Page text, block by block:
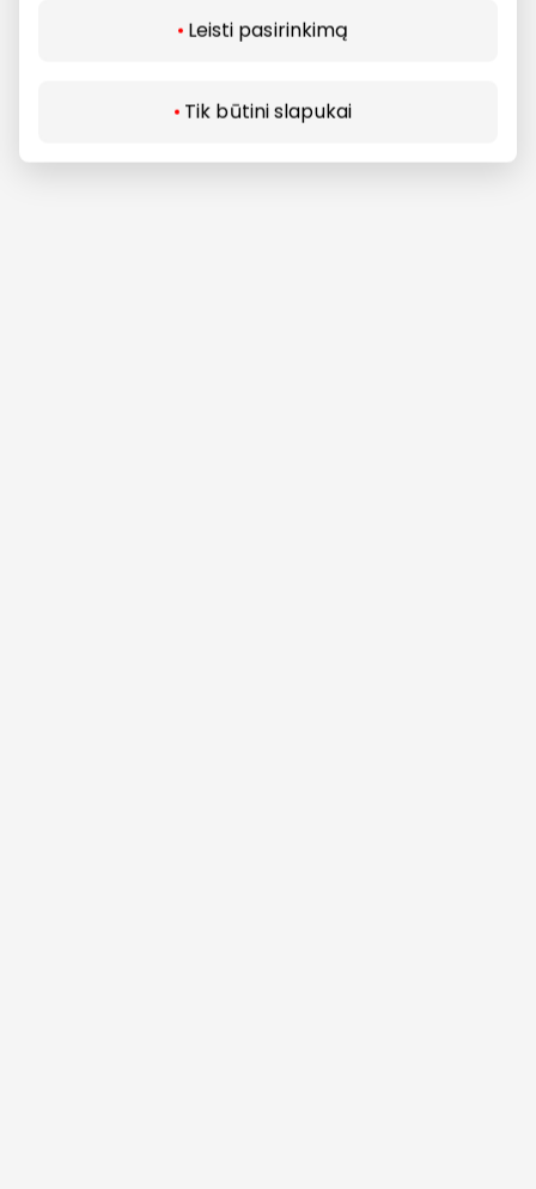
Leisti pasirinkimą
Tik būtini slapukai